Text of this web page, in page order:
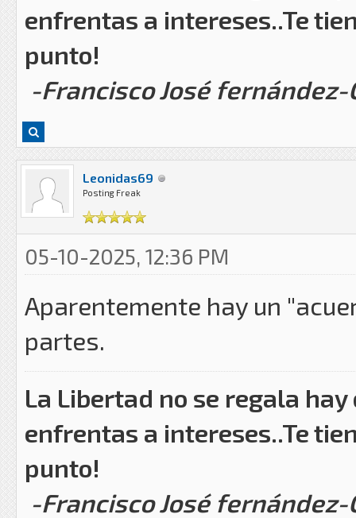
enfrentas a intereses..Te
punto!
-Francisco José
Leonidas69
Posting Freak
05-10-2025, 12:36 PM
Aparentemente hay un
partes.
La Libertad no se regala
enfrentas a intereses..Te
punto!
-Francisco José